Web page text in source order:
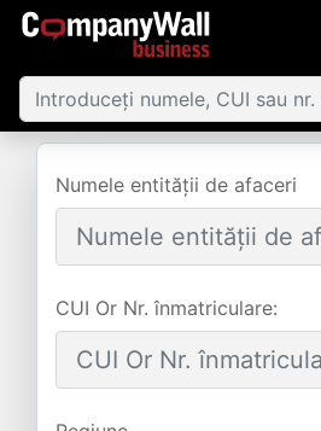
Numele entității de afaceri
CUI Or Nr. înmatriculare: